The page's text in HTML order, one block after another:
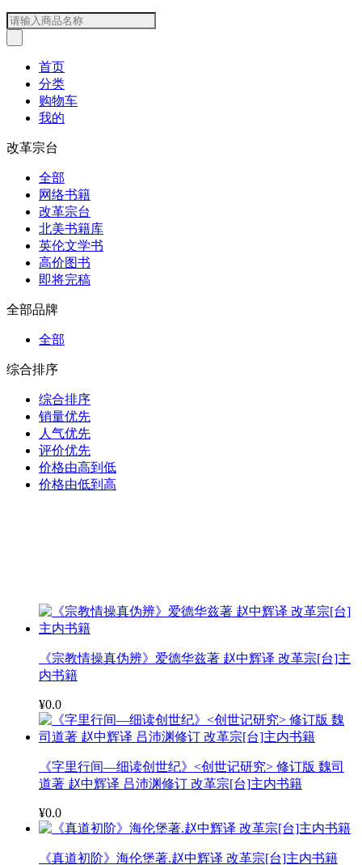
首页
分类
购物车
我的
改革宗台
全部
网络书籍
改革宗台
北美书籍库
英伦文学书
高价图书
即将完稿
全部品牌
全部
综合排序
综合排序
销量优先
人气优先
评价优先
价格由高到低
价格由低到高
《宗教情操真伪辨》爱德华兹著 赵中辉译 改革宗[台]主
内书籍
¥0.0
《字里行间—细读创世纪》<创世记研究> 修订版 魏司
道著 赵中辉译 吕沛渊修订 改革宗[台]主内书籍
¥0.0
《真道初阶》海伦堡著.赵中辉译 改革宗[台]主内书籍